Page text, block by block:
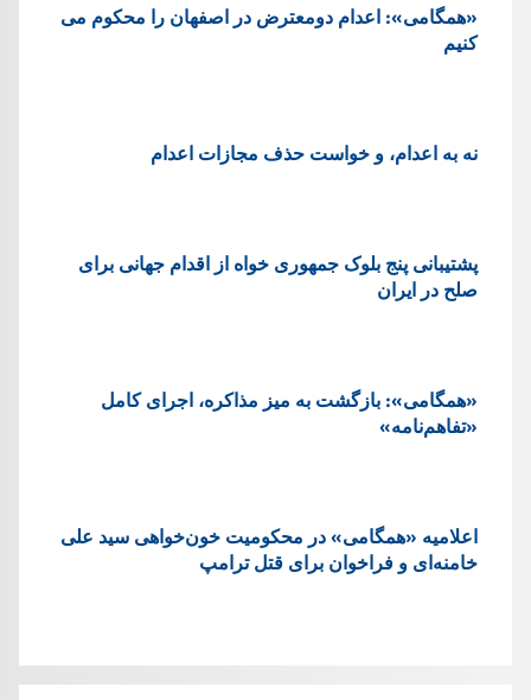
«همگامی»: اعدام دومعترض در اصفهان را محکوم می
کنیم
نه به اعدام، و خواست حذف مجازات اعدام
پشتيبانی پنج بلوک جمهوری خواه از اقدام جهانی برای
صلح در ایران
«همگامی»: بازگشت به میز مذاکره، اجرای کامل
«تفاهم‌نامه»
اعلامیه «همگامی» در محکومیت خون‌خواهی سید علی
خامنه‌ای و فراخوان برای قتل ترامپ